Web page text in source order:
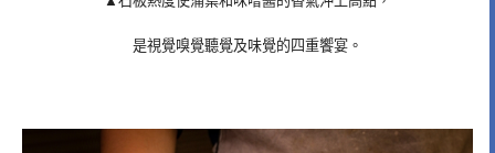
是視覺嗅覺聽覺及味覺的四重饗宴。